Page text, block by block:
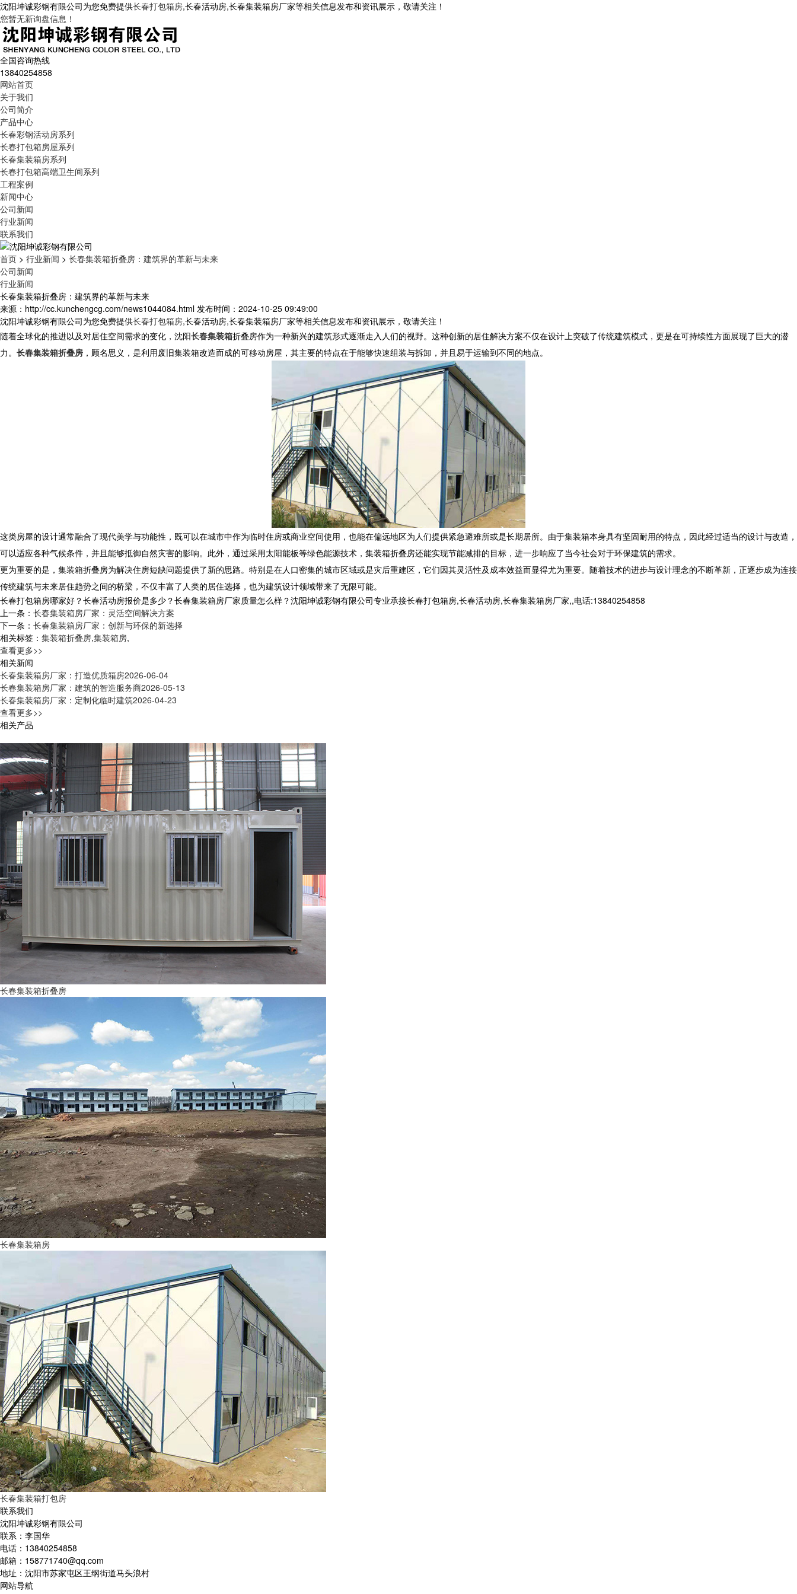
沈阳坤诚彩钢有限公司为您免费提供长春打包箱房,长春活动房,长春集装箱房厂家等相关信息发布和资讯展示，敬请关注！
您暂无新询盘信息！
全国咨询热线
13840254858
网站首页
关于我们
公司简介
产品中心
长春彩钢活动房系列
长春打包箱房屋系列
长春集装箱房系列
长春打包箱高端卫生间系列
工程案例
新闻中心
公司新闻
行业新闻
联系我们
首页 > 行业新闻 > 长春集装箱折叠房：建筑界的革新与未来
公司新闻
行业新闻
长春集装箱折叠房：建筑界的革新与未来
来源：http://cc.kunchengcg.com/news1044084.html 发布时间：2024-10-25 09:49:00
沈阳坤诚彩钢有限公司为您免费提供长春打包箱房,长春活动房,长春集装箱房厂家等相关信息发布和资讯展示，敬请关注！
随着全球化的推进以及对居住空间需求的变化，沈阳长春集装箱折叠房作为一种新兴的建筑形式逐渐走入人们的视野。这种创新的居住解决方案不仅在设计上突破了传统建筑模式，更是在可持续性方面展现了巨大的潜
力。 长春集装箱折叠房 ，顾名思义，是利用废旧集装箱改造而成的可移动房屋，其主要的特点在于能够快速组装与拆卸，并且易于运输到不同的地点。
这类房屋的设计通常融合了现代美学与功能性，既可以在城市中作为临时住房或商业空间使用，也能在偏远地区为人们提供紧急避难所或是长期居所。由于集装箱本身具有坚固耐用的特点，因此经过适当的设计与改造，
可以适应各种气候条件，并且能够抵御自然灾害的影响。此外，通过采用太阳能板等绿色能源技术，集装箱折叠房还能实现节能减排的目标，进一步响应了当今社会对于环保建筑的需求。
更为重要的是，集装箱折叠房为解决住房短缺问题提供了新的思路。特别是在人口密集的城市区域或是灾后重建区，它们因其灵活性及成本效益而显得尤为重要。随着技术的进步与设计理念的不断革新，正逐步成为连接
传统建筑与未来居住趋势之间的桥梁，不仅丰富了人类的居住选择，也为建筑设计领域带来了无限可能。
长春打包箱房哪家好？长春活动房报价是多少？长春集装箱房厂家质量怎么样？沈阳坤诚彩钢有限公司专业承接长春打包箱房,长春活动房,长春集装箱房厂家,,电话:13840254858
上一条： 长春集装箱房厂家：灵活空间解决方案
下一条： 长春集装箱房厂家：创新与环保的新选择
相关标签： 集装箱折叠房,集装箱房,
查看更多>>
相关新闻
长春集装箱房厂家：打造优质箱房2026-06-04
长春集装箱房厂家：建筑的智造服务商2026-05-13
长春集装箱房厂家：定制化临时建筑2026-04-23
查看更多>>
相关产品
长春集装箱折叠房
长春集装箱房
长春集装箱打包房
联系我们
沈阳坤诚彩钢有限公司
联系：李国华
电话：13840254858
邮箱：158771740@qq.com
地址：沈阳市苏家屯区王纲街道马头浪村
网站导航